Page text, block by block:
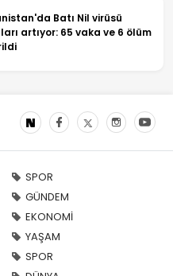
Batı Nil virüsü
artıyor: 65 vaka ve 6 ölüm
SPOR
GÜNDEM
EKONOMİ
YAŞAM
SPOR